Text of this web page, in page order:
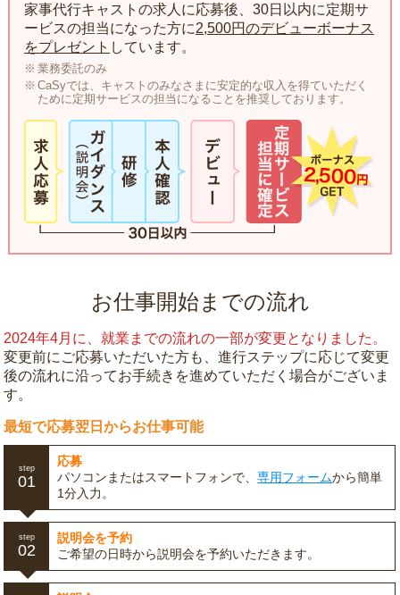
家事代行キャストの求人に応募後、30日以内に定期サ
ービスの担当になった方に2,500円のデビューボーナス
をプレゼント しています。
業務委託のみ
CaSyでは、キャストのみなさまに安定的な収入を得ていただく
ために定期サービスの担当になることを推奨しております。
お仕事開始までの流れ
2024年4月に、就業までの流れの一部が変更となりました。
変更前にご応募いただいた方も、進行ステップに応じて変更
後の流れに沿ってお手続きを進めていただく場合がございま
す。
最短で応募翌日からお仕事可能
step
01
応募
パソコンまたはスマートフォンで、専用フォームから簡単
1分入力。
step
02
説明会を予約
ご希望の日時から説明会を予約いただきます。